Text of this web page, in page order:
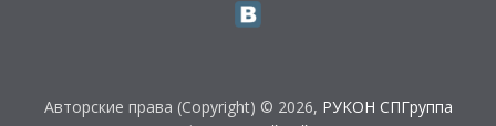
Авторские права (Copyright) © 2026, РУКОН СПГруппа